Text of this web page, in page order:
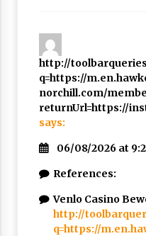
http://
q=https://
norchill.com/
returnUrl=https://
says:
06/08/2026 at
References:
Venlo Casino
http://
q=https://